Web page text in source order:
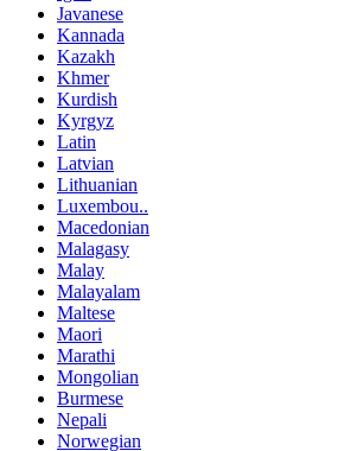
Javanese
Kannada
Kazakh
Khmer
Kurdish
Kyrgyz
Latin
Latvian
Lithuanian
Luxembou..
Macedonian
Malagasy
Malay
Malayalam
Maltese
Maori
Marathi
Mongolian
Burmese
Nepali
Norwegian